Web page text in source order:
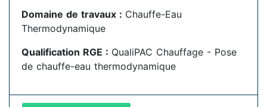
Domaine de travaux : Chauffe-Eau
Thermodynamique
Qualification RGE : QualiPAC Chauffage - Pose
de chauffe-eau thermodynamique